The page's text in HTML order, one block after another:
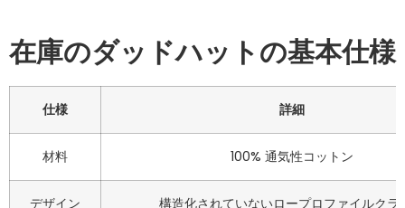
在庫のダッドハットの基本仕様
仕様 詳細
材料 100% 通気性コットン
デザイン 構造化されていないロープロファイルクラ